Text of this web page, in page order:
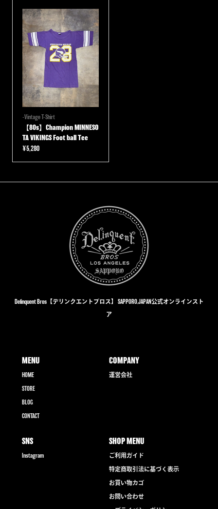
-Vintage T-Shirt
【80s】Champion MINNESO
TA VIKINGS Foot ball Tee
¥5,280
Delinquent Bros【デリンクエントブロス】 SAPPORO,JAPAN公式オンラインスト
ア
MENU
HOME
STORE
BLOG
CONTACT
COMPANY
運営会社
SNS
Instagram
SHOP MENU
ご利用ガイド
特定商取引法に基づく表示
お買い物カゴ
お問い合わせ